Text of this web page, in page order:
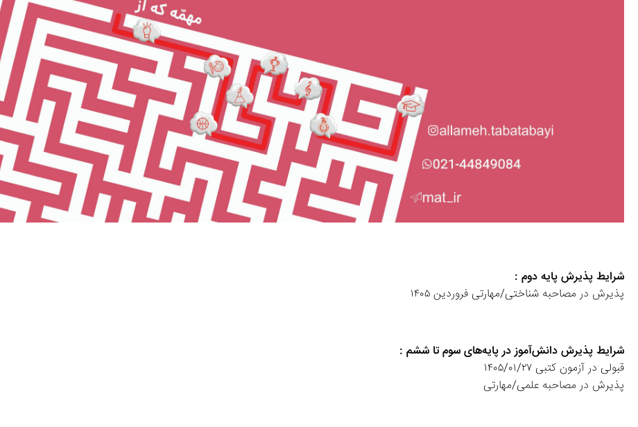
شرایط پذیرش پایه دوم :
پذیرش در مصاحبه شناختی/مهارتی فروردین ۱۴۰۵
شرایط پذیرش دانش‌آموز در پایه‌های سوم تا ششم :
قبولی در آزمون کتبی ۱۴۰۵/۰۱/۲۷
پذیرش در مصاحبه علمی/مهارتی